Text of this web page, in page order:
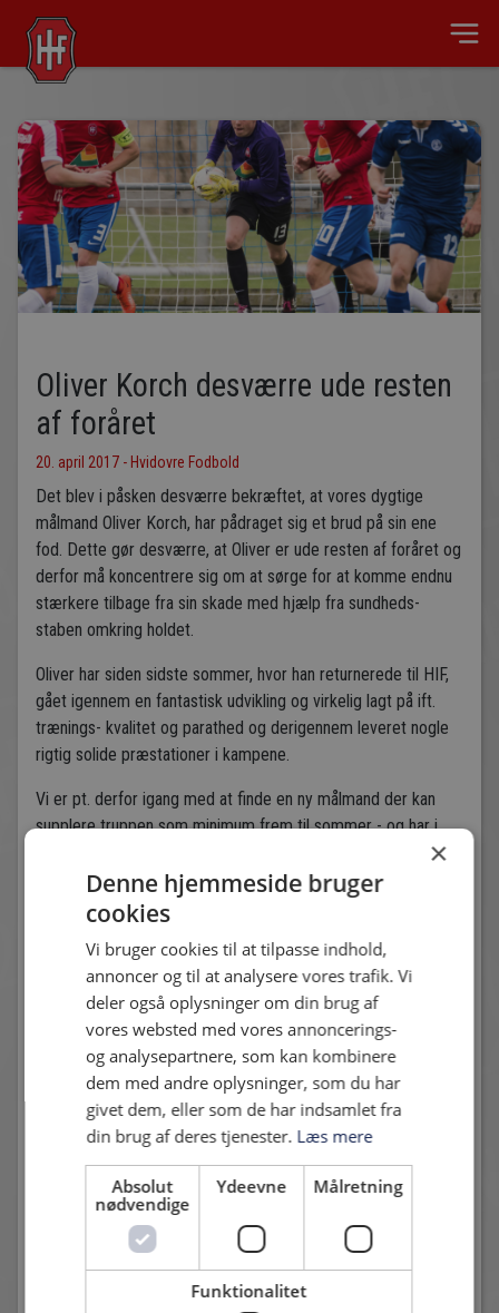
Oliver Korch desværre ude resten
af foråret
20. april 2017 - Hvidovre Fodbold
Det blev i påsken desværre bekræftet, at vores dygtige
målmand Oliver Korch, har pådraget sig et brud på sin ene
fod. Dette gør desværre, at Oliver er ude resten af foråret og
derfor må koncentrere sig om at sørge for at komme endnu
stærkere tilbage fra sin skade med hjælp fra sundheds-
staben omkring holdet.
Oliver har siden sidste sommer, hvor han returnerede til HIF,
gået igennem en fantastisk udvikling og virkelig lagt på ift.
trænings- kvalitet og parathed og derigennem leveret nogle
rigtig solide præstationer i kampene.
Vi er pt. derfor igang med at finde en ny målmand der kan
supplere truppen som minimum frem til sommer - og har i
den forbindelse målmanden, Mads Grarup 28 år, på prøve de
næste par dage.
Vi ønsker Oliver rigtig god bedring - HIF HIF
Andre nyheder
×
Denne hjemmeside bruger
cookies
Vi bruger cookies til at tilpasse indhold,
annoncer og til at analysere vores trafik. Vi
deler også oplysninger om din brug af
vores websted med vores annoncerings-
og analysepartnere, som kan kombinere
dem med andre oplysninger, som du har
givet dem, eller som de har indsamlet fra
din brug af deres tjenester. Læs mere
Absolut
nødvendige
Ydeevne Målretning
Funktionalitet